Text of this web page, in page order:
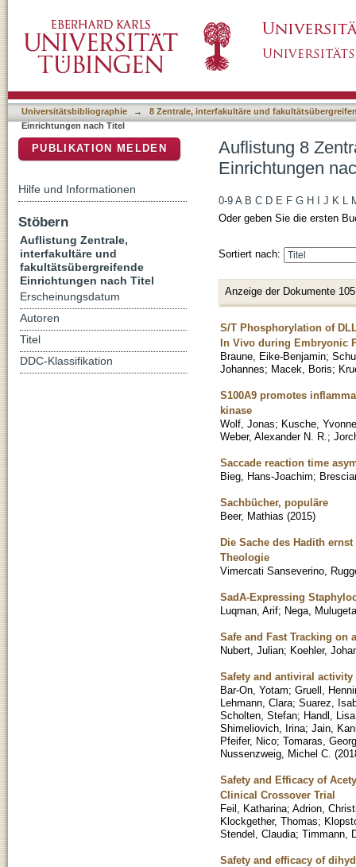
Universitätsbibliographie →
8 Zentrale, interfakultäre und
Einrichtungen nach Titel
Auflistung 8
Einrichtungen
0-9 A B C D E F G H J K L
Oder geben Sie die ersten
Sortiert nach:
Anzeige der Dokumente
S/T Phosphorylation of
In Vivo during Embryonic
Braune, Eike-Benjamin;
Johannes; Macek, Boris;
S100A9 promotes
kinase
Wolf, Jonas; Kusche, Yvonne
Weber, Alexander N. R. ;
Saccade reaction time
Bieg, Hans-Joachim;
Sachbücher, populäre
Beer, Mathias (2015)
Die Sache des Hadith
Theologie
Vimercati Sanseverino,
SadA-Expressing
Luqman, Arif; Nega, Mulugeta
Safe and Fast Tracking on
Nubert, Julian; Koehler,
Safety and antiviral
Bar-On, Yotam; Gruell,
Lehmann, Clara; Suarez,
Scholten, Stefan; Handl, Lisa
Shimeliovich, Irina; Jain,
Pfeifer, Nico; Tomaras,
Nussenzweig, Michel C. (
Safety and Efficacy of
Clinical Crossover Trial
Feil, Katharina; Adrion,
Klockgether, Thomas;
Stendel, Claudia; Timmann,
Safety and efficacy of
PUBLIKATION MELDEN
Hilfe und Informationen
Stöbern
Auflistung Zentrale,
interfakultäre und
fakultätsübergreifende
Einrichtungen nach Titel
Erscheinungsdatum
Autoren
Titel
DDC-Klassifikation